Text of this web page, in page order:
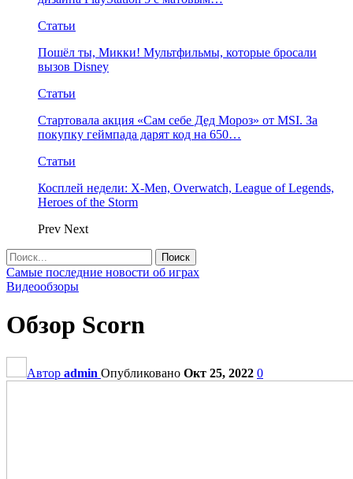
Статьи
Пошёл ты, Микки! Мультфильмы, которые бросали
вызов Disney
Статьи
Стартовала акция «Сам себе Дед Мороз» от MSI. За
покупку геймпада дарят код на 650…
Статьи
Косплей недели: X-Men, Overwatch, League of Legends,
Heroes of the Storm
Prev Next
Самые последние новости об играх
Видеообзоры
Обзор Scorn
Автор admin Опубликовано Окт 25, 2022 0